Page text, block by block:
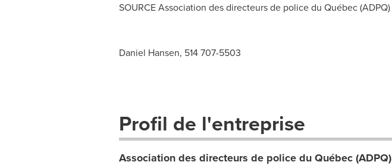
SOURCE Association des directeurs de police du Québec (ADPQ)
Daniel Hansen, 514 707-5503
Profil de l'entreprise
Association des directeurs de police du Québec (ADPQ)